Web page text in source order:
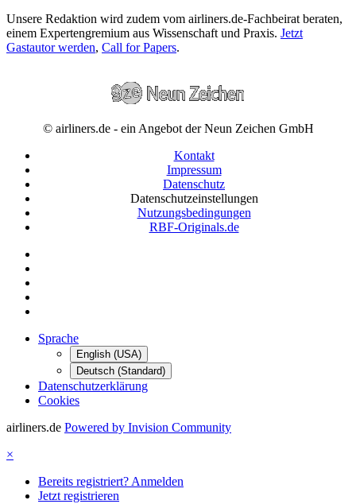
Unsere Redaktion wird zudem vom airliners.de-Fachbeirat beraten,
einem Expertengremium aus Wissenschaft und Praxis. Jetzt
Gastautor werden, Call for Papers.
© airliners.de - ein Angebot der Neun Zeichen GmbH
Kontakt
Impressum
Datenschutz
Datenschutzeinstellungen
Nutzungsbedingungen
RBF-Originals.de
Sprache
English (USA)
Deutsch (Standard)
Datenschutzerklärung
Cookies
airliners.de Powered by Invision Community
×
Bereits registriert? Anmelden
Jetzt registrieren